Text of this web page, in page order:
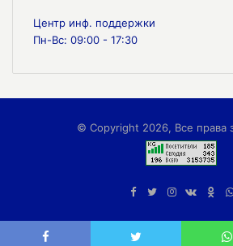
Центр инф. поддержки
Пн-Вс: 09:00 - 17:30
© Copyright 2026, Все права